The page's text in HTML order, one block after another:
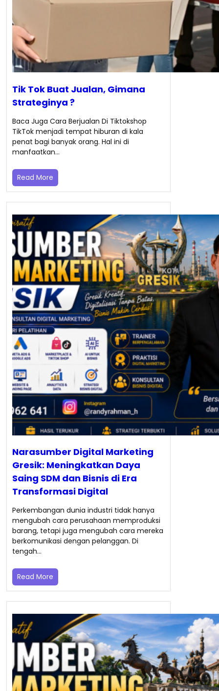
Tik Tok Buat Jualan, Gimana
Strateginya ?
Baca Juga Cara Berjualan Di Tiktokshop
TikTok menjadi tempat hiburan di kala
penat bagi banyak orang. Hal ini di
manfaatkan…
Read More
Narasumber Digital Marketing
Gresik: Meningkatkan Daya
Saing SDM dan Bisnis di Era
Transformasi Digital
Perkembangan dunia industri tidak hanya
mengubah cara perusahaan memproduksi
barang, tetapi juga mengubah cara mereka
berkomunikasi dengan pelanggan. Di
tengah…
Read More